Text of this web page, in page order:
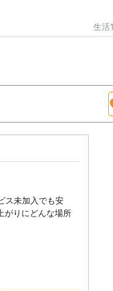
生活
ス未加入でも安
がりにどんな場所